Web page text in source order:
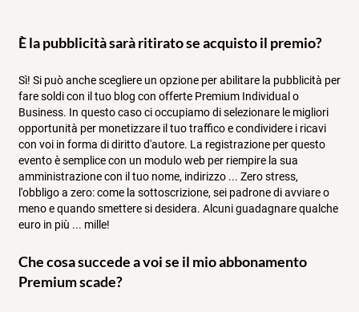
È la pubblicità sarà ritirato se acquisto il premio?
Sì! Si può anche scegliere un opzione per abilitare la pubblicità per
fare soldi con il tuo blog con offerte Premium Individual o
Business. In questo caso ci occupiamo di selezionare le migliori
opportunità per monetizzare il tuo traffico e condividere i ricavi
con voi in forma di diritto d'autore. La registrazione per questo
evento è semplice con un modulo web per riempire la sua
amministrazione con il tuo nome, indirizzo ... Zero stress,
l'obbligo a zero: come la sottoscrizione, sei padrone di avviare o
meno e quando smettere si desidera. Alcuni guadagnare qualche
euro in più ... mille!
Che cosa succede a voi se il mio abbonamento
Premium scade?